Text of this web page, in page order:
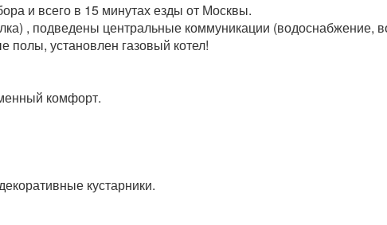
и всего в 15 минутах езды от Москвы.
, подведены центральные коммуникации (водоснабжение,
полы, установлен газовый котел!
комфорт.
кустарники.